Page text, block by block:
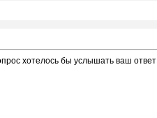
хотелось бы услышать ваш ответ